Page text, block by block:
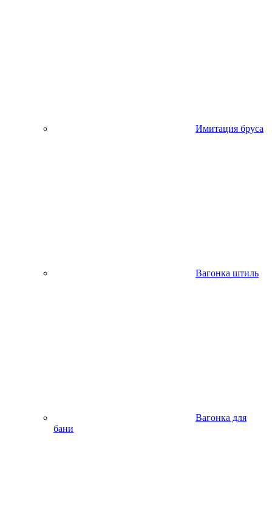
Имитация бруса
Вагонка штиль
Вагонка для
бани